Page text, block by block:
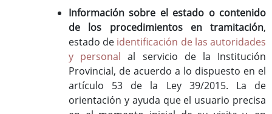
Información sobre el estado o contenido
de los procedimientos en tramitación,
estado de identificación de las autoridades
y personalal servicio de la Institución
Provincial, de acuerdo a lo dispuesto en el
artículo 53 de la Ley 39/2015. La de
orientación y ayuda que el usuario precisa